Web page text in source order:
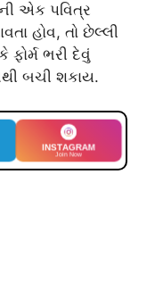
એક પવિત્ર
હોવ, તો છેલ્લી
ફોર્મ ભરી દેવું
બચી શકાય.
INSTAGRAM
Join Now